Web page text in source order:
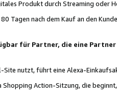
Produkt durch Streaming oder
Tagen nach dem Kauf an den
für Partner, die eine
nutzt, führt eine Alexa-
Action-Sitzung, die